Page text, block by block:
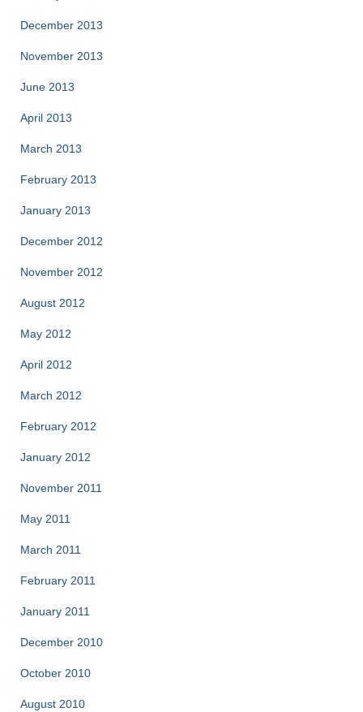
December 2013
November 2013
June 2013
April 2013
March 2013
February 2013
January 2013
December 2012
November 2012
August 2012
May 2012
April 2012
March 2012
February 2012
January 2012
November 2011
May 2011
March 2011
February 2011
January 2011
December 2010
October 2010
August 2010